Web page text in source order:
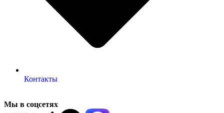
Контакты
Мы в соцсетях